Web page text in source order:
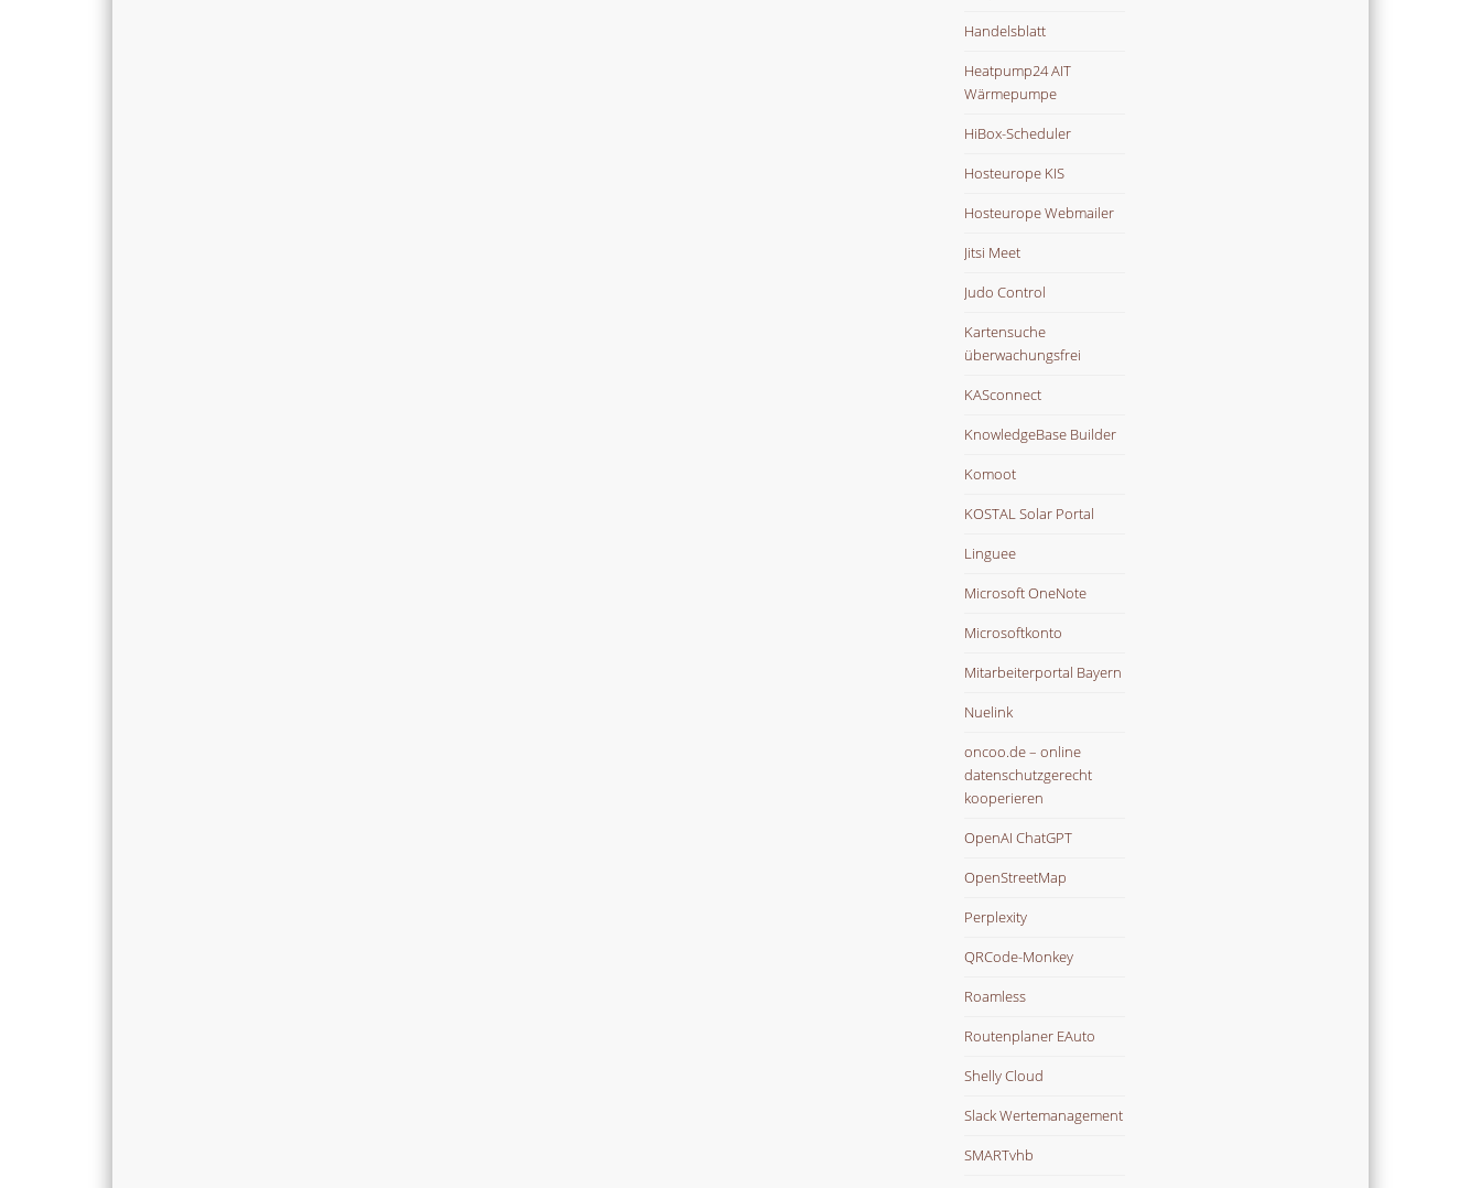
Handelsblatt
Heatpump24 AIT
Wärmepumpe
HiBox-Scheduler
Hosteurope KIS
Hosteurope Webmailer
Jitsi Meet
Judo Control
Kartensuche
überwachungsfrei
KASconnect
KnowledgeBase Builder
Komoot
KOSTAL Solar Portal
Linguee
Microsoft OneNote
Microsoftkonto
Mitarbeiterportal Bayern
Nuelink
oncoo.de – online
datenschutzgerecht
kooperieren
OpenAI ChatGPT
OpenStreetMap
Perplexity
QRCode-Monkey
Roamless
Routenplaner EAuto
Shelly Cloud
Slack Wertemanagement
SMARTvhb